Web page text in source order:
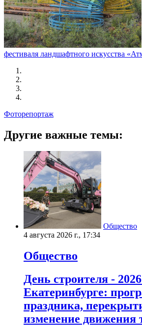
фестиваля ландшафтного искусства
Фоторепортаж
Другие важные темы:
Общество
4 августа 2026 г., 17:34
Общество
День строителя -
Екатеринбурге:
праздника,
изменение движения